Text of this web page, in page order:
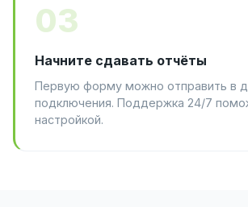
03
Начните сдавать отчёты
Первую форму можно отправить в
подключения. Поддержка 24/7
настройкой.